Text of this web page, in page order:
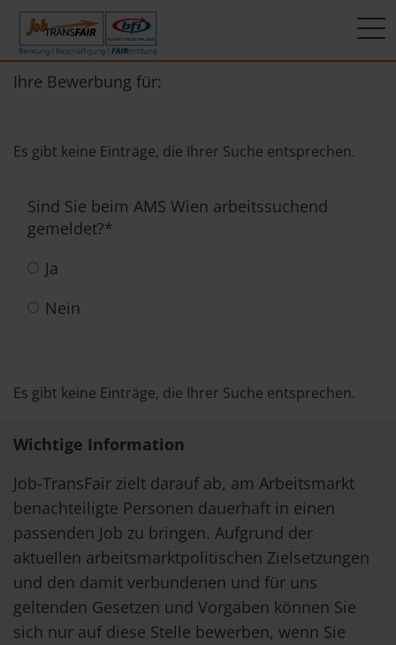
Ihre Bewerbung für:
Es gibt keine Einträge, die Ihrer Suche entsprechen.
Sind Sie beim AMS Wien arbeitssuchend
gemeldet?*
Ja
Nein
Es gibt keine Einträge, die Ihrer Suche entsprechen.
Wichtige Information
Job-TransFair zielt darauf ab, am Arbeitsmarkt
benachteiligte Personen dauerhaft in einen
passenden Job zu bringen. Aufgrund der
aktuellen arbeitsmarktpolitischen Zielsetzungen
und den damit verbundenen und für uns
geltenden Gesetzen und Vorgaben können Sie
sich nur auf diese Stelle bewerben, wenn Sie
Mein Weg zum Job
Beschäftigung
FAIRmittlung
ÜBER UNS
KI-Manifest
Ergebnisse
News
Standorte
Interner Bereich
JobImpuls
Zeiterfassung